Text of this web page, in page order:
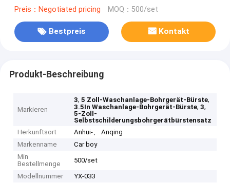
Preis：Negotiated pricing MOQ：500/set
Bestpreis Kontakt
Produkt-Beschreibung
Markieren
3,5 Zoll-Waschanlage-Bohrgerät-Bürste,
3.5In Waschanlage-Bohrgerät-Bürste,3,
5-Zoll-
Selbstschilderungsbohrgerätbürstensatz
Herkunftsort
Anhui-、 Anqing
Markenname
Car boy
Min
Bestellmenge
500/set
Modellnummer
YX-033